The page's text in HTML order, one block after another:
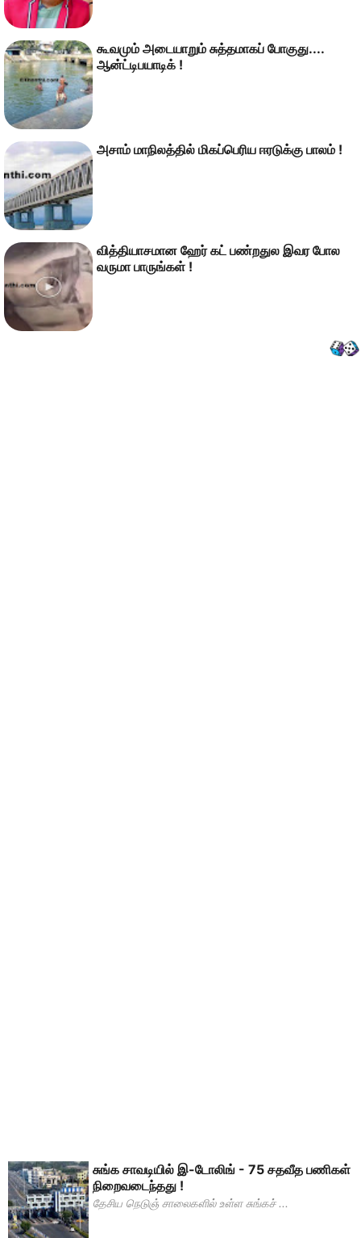
கூவமும் அடையாறும் சுத்தமாகப் போகுது....
ஆன்ட்டிபயாடிக் !
அசாம் மாநிலத்தில் மிகப்பெரிய ஈரடுக்கு பாலம் !
வித்தியாசமான ஹேர் கட் பண்றதுல இவர போல
வருமா பாருங்கள் !
சுங்க சாவடியில் இ-டோலிங் - 75 சதவீத பணிகள்
நிறைவடைந்தது !
தேசிய நெடுஞ் சாலைகளில் உள்ள சுங்கச் ...